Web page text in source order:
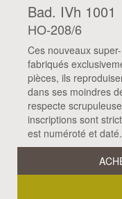
Bad. IVh 1001
HO-208/6
Ces nouveaux
fabriqués
pièces, ils
dans ses moindres
respecte
inscriptions sont
est numéroté et daté.